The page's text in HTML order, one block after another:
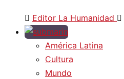
Editor La Humanidad
América Latina
Cultura
Mundo